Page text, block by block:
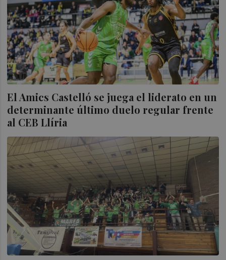
El Amics Castelló se juega el liderato en un
determinante último duelo regular frente
al CEB Llíria